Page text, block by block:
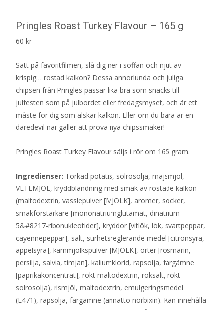
Pringles Roast Turkey Flavour – 165 g
60 kr
Sätt på favoritfilmen, slå dig ner i soffan och njut av
krispig… rostad kalkon? Dessa annorlunda och juliga
chipsen från Pringles passar lika bra som snacks till
julfesten som på julbordet eller fredagsmyset, och är ett
måste för dig som älskar kalkon. Eller om du bara är en
daredevil när gäller att prova nya chipssmaker!
Pringles Roast Turkey Flavour säljs i rör om 165 gram.
Ingredienser: Torkad potatis, solrosolja, majsmjöl,
VETEMJÖL, kryddblandning med smak av rostade kalkon
(maltodextrin, vasslepulver [MJÖLK], aromer, socker,
smakförstärkare [mononatriumglutamat, dinatrium-
5&#8217-ribonukleotider], kryddor [vitlök, lök, svartpeppar,
cayennepeppar], salt, surhetsreglerande medel [citronsyra,
äppelsyra], kärnmjölkspulver [MJÖLK], örter [rosmarin,
persilja, salvia, timjan], kaliumklorid, rapsolja, färgämne
[paprikakoncentrat], rökt maltodextrin, röksalt, rökt
solrosolja), rismjöl, maltodextrin, emulgeringsmedel
(E471), rapsolja, färgämne (annatto norbixin). Kan innehålla